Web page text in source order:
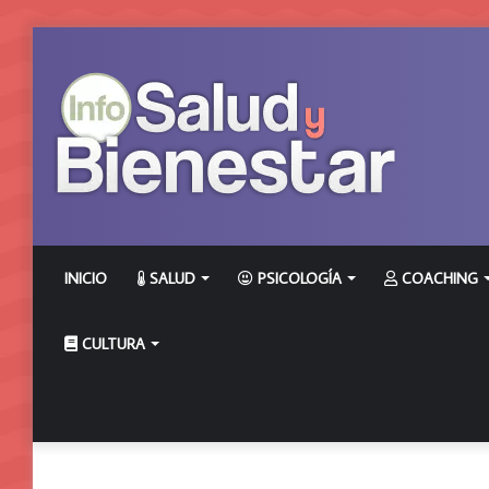
INICIO SALUD PSICOLOGÍA COACHING
CULTURA